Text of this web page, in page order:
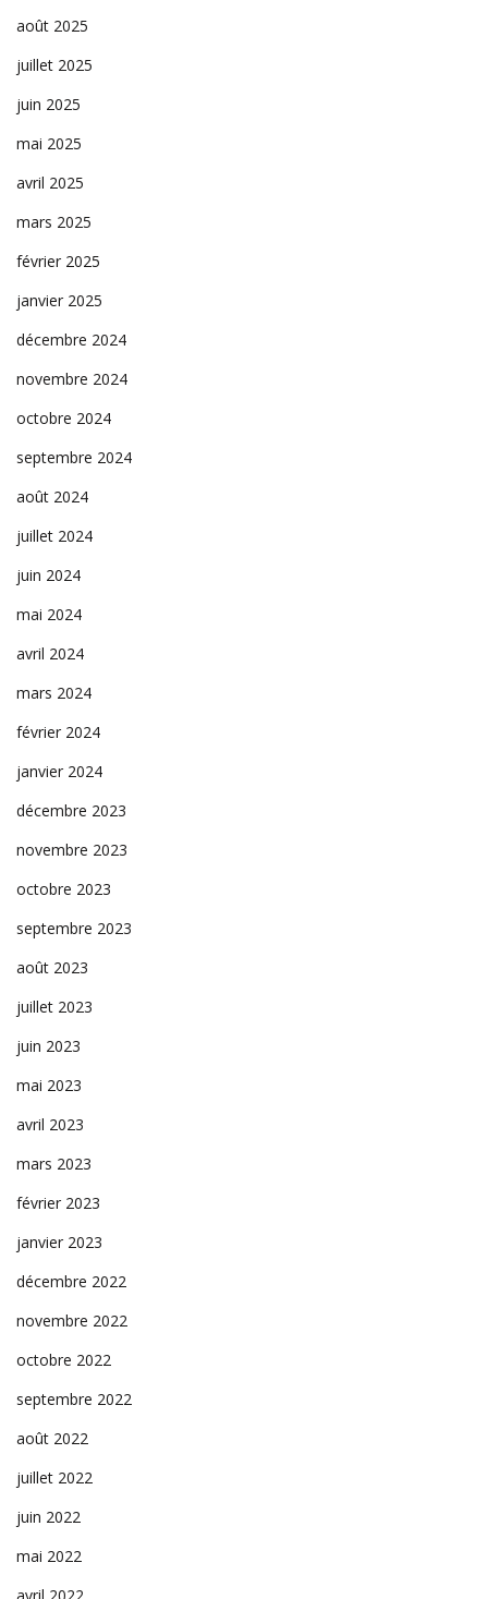
août 2025
juillet 2025
juin 2025
mai 2025
avril 2025
mars 2025
février 2025
janvier 2025
décembre 2024
novembre 2024
octobre 2024
septembre 2024
août 2024
juillet 2024
juin 2024
mai 2024
avril 2024
mars 2024
février 2024
janvier 2024
décembre 2023
novembre 2023
octobre 2023
septembre 2023
août 2023
juillet 2023
juin 2023
mai 2023
avril 2023
mars 2023
février 2023
janvier 2023
décembre 2022
novembre 2022
octobre 2022
septembre 2022
août 2022
juillet 2022
juin 2022
mai 2022